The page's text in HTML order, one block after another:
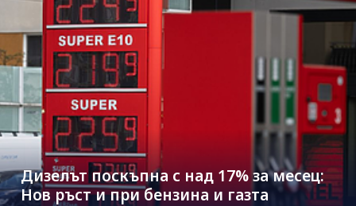
Дизелът поскъпна с над 17% за месец:
Нов ръст и при бензина и газта